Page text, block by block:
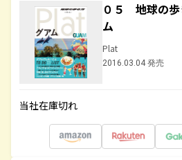
０５ 地球の
ム
Plat
2016.03.04 発売
当社在庫切れ